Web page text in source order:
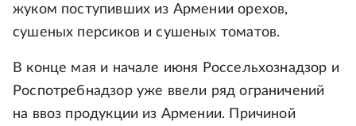
жуком поступивших из Армении орехов,
сушеных персиков и сушеных томатов.
В конце мая и начале июня Россельхознадзор и
Роспотребнадзор уже ввели ряд ограничений
на ввоз продукции из Армении. Причиной